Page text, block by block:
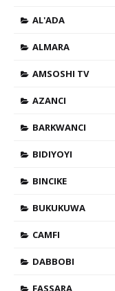
AL'ADA
ALMARA
AMSOSHI TV
AZANCI
BARKWANCI
BIDIYOYI
BINCIKE
BUKUKUWA
CAMFI
DABBOBI
FASSARA